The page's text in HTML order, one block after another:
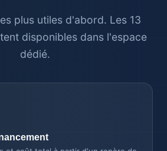
plus utiles d'abord. Les 13
disponibles dans l'espace
dédié.